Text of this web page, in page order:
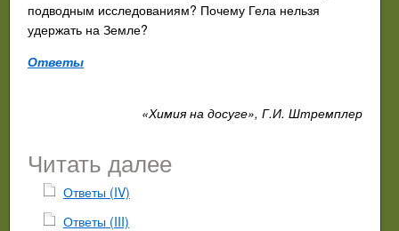
подводным исследованиям? Почему Гела нельзя
удержать на Земле?
Ответы
«Химия на досуге», Г.И. Штремплер
Читать далее
Ответы (IV)
Ответы (III)